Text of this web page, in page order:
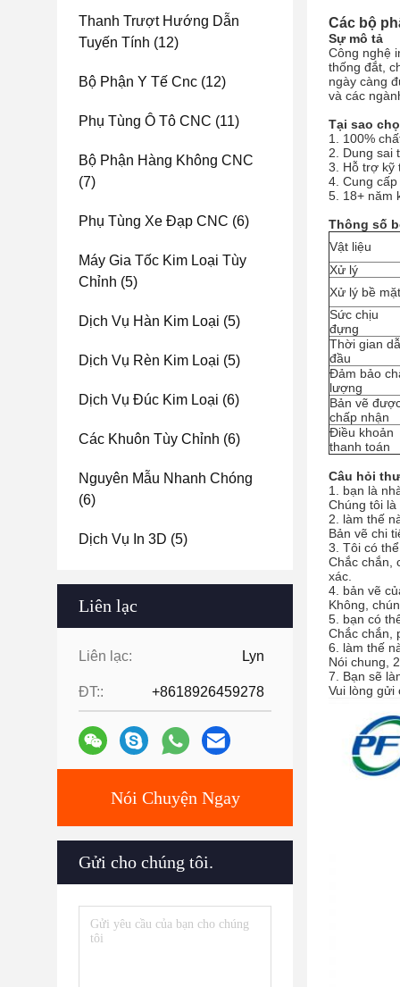
Thanh Trượt Hướng Dẫn
Tuyến Tính (12)
Bộ Phận Y Tế Cnc (12)
Phụ Tùng Ô Tô CNC (11)
Bộ Phận Hàng Không CNC
(7)
Phụ Tùng Xe Đạp CNC (6)
Máy Gia Tốc Kim Loại Tùy
Chỉnh (5)
Dịch Vụ Hàn Kim Loại (5)
Dịch Vụ Rèn Kim Loại (5)
Dịch Vụ Đúc Kim Loại (6)
Các Khuôn Tùy Chỉnh (6)
Nguyên Mẫu Nhanh Chóng
(6)
Dịch Vụ In 3D (5)
Liên lạc
Liên lạc: Lyn
ĐT:: +8618926459278
Nói Chuyện Ngay
Gửi cho chúng tôi.
Các bộ
Sự mô tả
Công nghệ
thống đắt,
ngày càng
và các
Tại sao
1. 100%
2. Dung sai
3. Hỗ trợ kỹ
4. Cung
5. 18+ năm
Thông số
Vật liệu
Xử lý
Xử lý bề mặt
Sức chịu
đựng
Thời gian
đầu
Đảm bảo
lượng
Bản vẽ
chấp nhận
Điều khoản
thanh toán
Câu hỏi
1. bạn là
Chúng tôi
2. làm thế
Bản vẽ chi
3. Tôi có
Chắc chắn,
xác.
4. bản vẽ
Không,
5. bạn có
Chắc chắn,
6. làm thế
Nói chung,
7. Bạn sẽ
Vui lòng gửi